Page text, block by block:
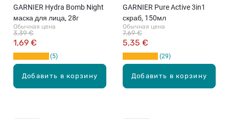
Добавить в корзину
GARNIER Hydra Bomb Night
маска для лица, 28г
Обычная цена
1,69 €
3,39 €
5
Добавить в корзину
GARNIER Pure Active 3in1
скраб, 150мл
Обычная цена
5,35 €
7,69 €
29